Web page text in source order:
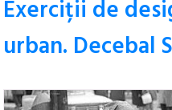
Exerciții de
urban. Decebal